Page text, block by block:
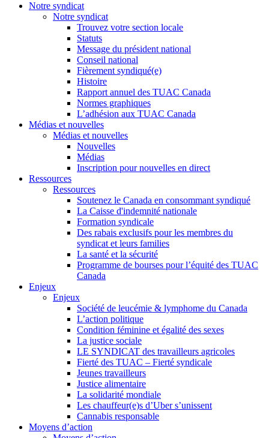
Notre syndicat
Notre syndicat
Trouvez votre section locale
Statuts
Message du président national
Conseil national
Fièrement syndiqué(e)
Histoire
Rapport annuel des TUAC Canada
Normes graphiques
L’adhésion aux TUAC Canada
Médias et nouvelles
Médias et nouvelles
Nouvelles
Médias
Inscription pour nouvelles en direct
Ressources
Ressources
Soutenez le Canada en consommant syndiqué
La Caisse d'indemnité nationale
Formation syndicale
Des rabais exclusifs pour les membres du
syndicat et leurs families
La santé et la sécurité
Programme de bourses pour l’équité des TUAC
Canada
Enjeux
Enjeux
Société de leucémie & lymphome du Canada
L’action politique
Condition féminine et égalité des sexes
La justice sociale
LE SYNDICAT des travailleurs agricoles
Fierté des TUAC – Fierté syndicale
Jeunes travailleurs
Justice alimentaire
La solidarité mondiale
Les chauffeur(e)s d’Uber s’unissent
Cannabis responsable
Moyens d’action